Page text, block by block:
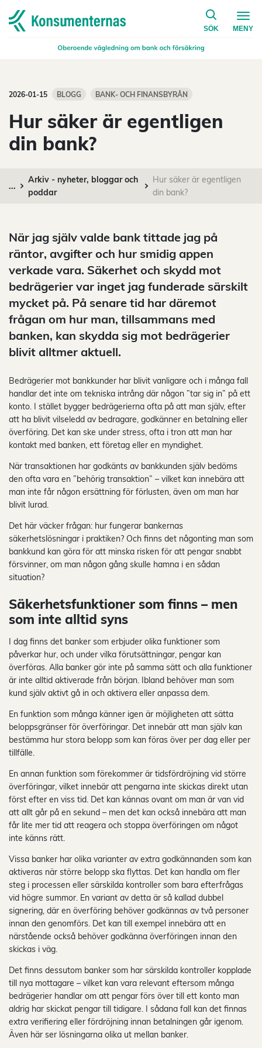
Navigera till startsidan
SÖK
på
MENY
2026-01-15 BLOGG BANK- OCH FINANSBYRÅN
Hur säker är egentligen
din bank?
...
Arkiv - nyheter, bloggar och
poddar
Hur säker är egentligen
din bank?
När jag själv valde bank tittade jag på
räntor, avgifter och hur smidig appen
verkade vara. Säkerhet och skydd mot
bedrägerier var inget jag funderade särskilt
mycket på. På senare tid har däremot
frågan om hur man, tillsammans med
banken, kan skydda sig mot bedrägerier
blivit alltmer aktuell.
Bedrägerier mot bankkunder har blivit vanligare och i många fall
handlar det inte om tekniska intrång där någon ”tar sig in” på ett
konto. I stället bygger bedrägerierna ofta på att man själv, efter
att ha blivit vilseledd av bedragare, godkänner en betalning eller
överföring. Det kan ske under stress, ofta i tron att man har
kontakt med banken, ett företag eller en myndighet.
När transaktionen har godkänts av bankkunden själv bedöms
den ofta vara en ”behörig transaktion” – vilket kan innebära att
man inte får någon ersättning för förlusten, även om man har
blivit lurad.
Det här väcker frågan: hur fungerar bankernas
säkerhetslösningar i praktiken? Och finns det någonting man som
bankkund kan göra för att minska risken för att pengar snabbt
försvinner, om man någon gång skulle hamna i en sådan
situation?
Säkerhetsfunktioner som finns – men
som inte alltid syns
I dag finns det banker som erbjuder olika funktioner som
påverkar hur, och under vilka förutsättningar, pengar kan
överföras. Alla banker gör inte på samma sätt och alla funktioner
är inte alltid aktiverade från början. Ibland behöver man som
kund själv aktivt gå in och aktivera eller anpassa dem.
En funktion som många känner igen är möjligheten att sätta
beloppsgränser för överföringar. Det innebär att man själv kan
bestämma hur stora belopp som kan föras över per dag eller per
tillfälle.
En annan funktion som förekommer är tidsfördröjning vid större
överföringar, vilket innebär att pengarna inte skickas direkt utan
först efter en viss tid. Det kan kännas ovant om man är van vid
att allt går på en sekund – men det kan också innebära att man
får lite mer tid att reagera och stoppa överföringen om något
inte känns rätt.
Vissa banker har olika varianter av extra godkännanden som kan
aktiveras när större belopp ska flyttas. Det kan handla om fler
steg i processen eller särskilda kontroller som bara efterfrågas
vid högre summor. En variant av detta är så kallad dubbel
signering, där en överföring behöver godkännas av två personer
innan den genomförs. Det kan till exempel innebära att en
närstående också behöver godkänna överföringen innan den
skickas i väg.
Det finns dessutom banker som har särskilda kontroller kopplade
till nya mottagare – vilket kan vara relevant eftersom många
bedrägerier handlar om att pengar förs över till ett konto man
aldrig har skickat pengar till tidigare. I sådana fall kan det finnas
extra verifiering eller fördröjning innan betalningen går igenom.
Även här ser lösningarna olika ut mellan banker.